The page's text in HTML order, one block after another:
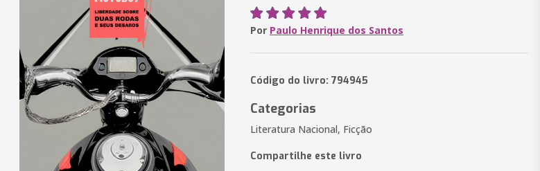
Por Paulo Henrique dos Santos
Código do livro: 794945
Categorias
Literatura Nacional, Ficção
Compartilhe este livro